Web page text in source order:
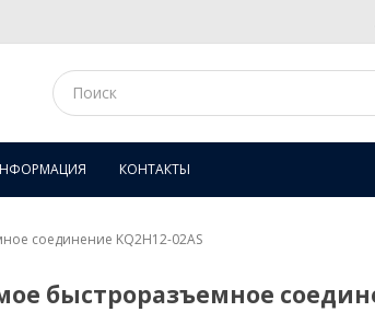
КОНТАКТЫ
соединение KQ2H12-02AS
быстроразъемное